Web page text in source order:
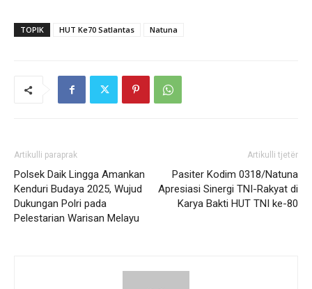
TOPIK HUT Ke70 Satlantas Natuna
Artikulli paraprak
Polsek Daik Lingga Amankan
Kenduri Budaya 2025, Wujud
Dukungan Polri pada
Pelestarian Warisan Melayu
Artikulli tjetër
Pasiter Kodim 0318/Natuna
Apresiasi Sinergi TNI-Rakyat di
Karya Bakti HUT TNI ke-80